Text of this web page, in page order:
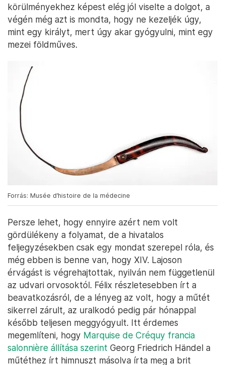
körülményekhez képest elég jól viselte a dolgot, a
végén még azt is mondta, hogy ne kezeljék úgy,
mint egy királyt, mert úgy akar gyógyulni, mint egy
mezei földműves.
Forrás: Musée d’histoire de la médecine
Persze lehet, hogy ennyire azért nem volt
gördülékeny a folyamat, de a hivatalos
feljegyzésekben csak egy mondat szerepel róla, és
még ebben is benne van, hogy XIV. Lajoson
érvágást is végrehajtottak, nyilván nem függetlenül
az udvari orvosoktól. Félix részletesebben írt a
beavatkozásról, de a lényeg az volt, hogy a műtét
sikerrel zárult, az uralkodó pedig pár hónappal
később teljesen meggyógyult. Itt érdemes
megemlíteni, hogy Marquise de Créquy francia
salonnière állítása szerint Georg Friedrich Händel a
műtéthez írt himnuszt másolva írta meg a brit